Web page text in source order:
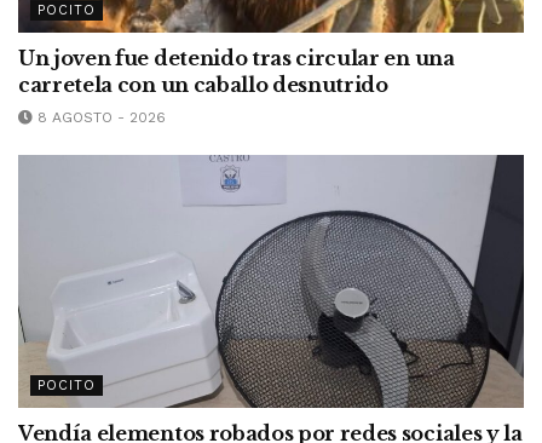
POCITO
Un joven fue detenido tras circular en una
carretela con un caballo desnutrido
8 AGOSTO - 2026
POCITO
Vendía elementos robados por redes sociales y la